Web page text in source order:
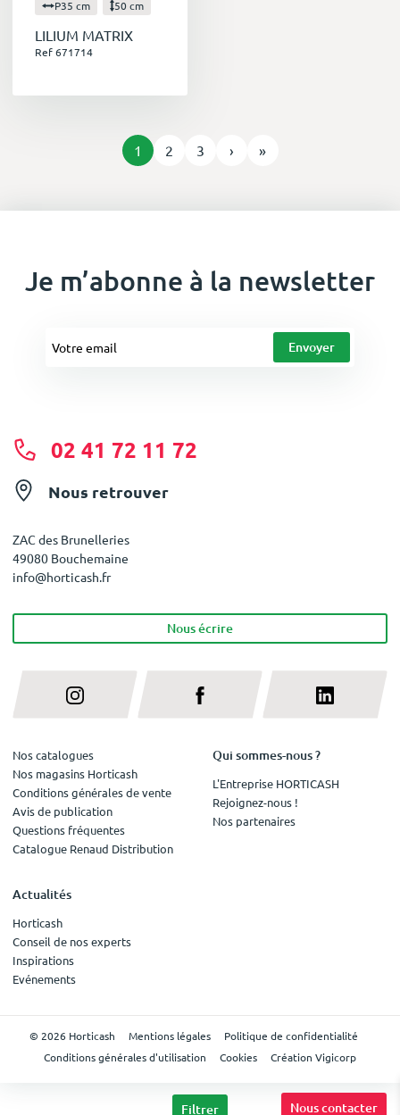
P35 cm 50 cm
LILIUM MATRIX
Ref 671714
1 2 3 › »
Nous contacter
Je m’abonne à la newsletter
02 41 72 11 72
Nous retrouver
ZAC des Brunelleries
49080 Bouchemaine
info@horticash.fr
Nous écrire
Nos catalogues
Nos magasins Horticash
Conditions générales de vente
Avis de publication
Questions fréquentes
Catalogue Renaud Distribution
Qui sommes-nous ?
L'Entreprise HORTICASH
Rejoignez-nous !
Nos partenaires
Actualités
Horticash
Conseil de nos experts
Inspirations
Evénements
© 2026 Horticash Mentions légales
Politique de confidentialité
Conditions générales d'utilisation
Cookies Création Vigicorp
Filtrer